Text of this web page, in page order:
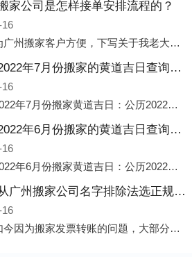
家公司是怎样接单安排流程的？
16
定襄县为广州搬家客户方便，下写关于我老大众搬家公司接单的流程，九条给搬家朋友参考，了解搬家公司工序，免去搬家时的没有准备好的工作，给您及时快速的搬好家。一．电话咨询：专人接待客户电话咨询，初步了解客户搬 家
定襄县2022年7月份搬家的黄道吉日查询大全一览表哪天适合搬家好日子
16
定襄县2022年7月份搬家黄道吉日：公历2022年7月6日 农历六月初八 星期三 冲虎(甲寅)公历2022年7月12日 农历六月十四 星期二 冲猴(庚申)公历2022年7月13日 农历六月十五 星期三 冲鸡
定襄县2022年6月份搬家的黄道吉日查询大全一览表哪天适合搬家好日子
16
定襄县2022年6月份搬家黄道吉日：公历2022年6月1日 农历五月初三 星期三 冲兔(己卯)公历2022年6月4日 农历五月初六 星期六 冲马(壬午)公历2022年6月8日 农历五月初十 星期三 冲狗(丙
定襄县从广州搬家公司名字排除法选正规公司
16
定襄县如今因为搬家发票转账的问题，大部分搬家公司都已经注册了营业执照，早5年前基本上所谓的搬家公司都是无注册状态也就是无照营业，由于企业注册量大增所以各种企业信息展示平台如雨后春笋般遍地开花，如：天眼查，企